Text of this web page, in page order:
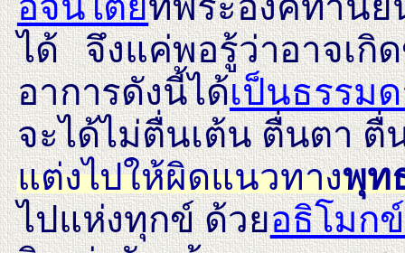
ได้ จึงแค่พอรู้ว่าอาจเกิ
อาการดังนี้ได้เป็นธรรม
จะได้ไม่ตื่นเต้น ตื่นตา ตื่
แต่งไปให้ผิดแนวทางพุท
ไปแห่งทุกข์ ด้วยอธิโมกข์